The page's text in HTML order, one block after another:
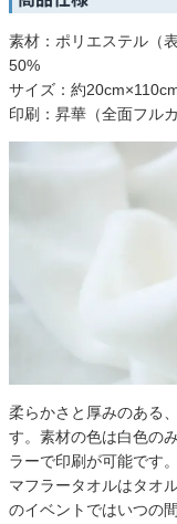
素材：ポリエステル（
50%
サイズ：約
印刷：昇華（全面フル
柔らかさと厚みのある
す。素材の色は白色の
ラーで印刷が可能です。
マフラータオルはタオ
のイベントではいつの